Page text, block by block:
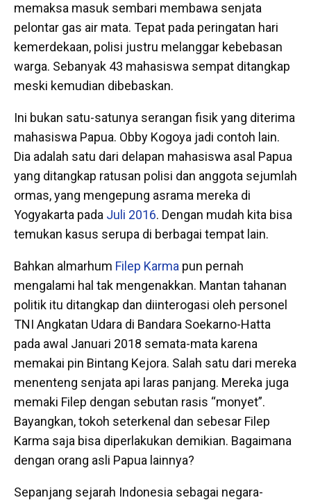
memaksa masuk sembari membawa senjata
pelontar gas air mata. Tepat pada peringatan hari
kemerdekaan, polisi justru melanggar kebebasan
warga. Sebanyak 43 mahasiswa sempat ditangkap
meski kemudian dibebaskan.
Ini bukan satu-satunya serangan fisik yang diterima
mahasiswa Papua. Obby Kogoya jadi contoh lain.
Dia adalah satu dari delapan mahasiswa asal Papua
yang ditangkap ratusan polisi dan anggota sejumlah
ormas, yang mengepung asrama mereka di
Yogyakarta pada Juli 2016. Dengan mudah kita bisa
temukan kasus serupa di berbagai tempat lain.
Bahkan almarhum Filep Karma pun pernah
mengalami hal tak mengenakkan. Mantan tahanan
politik itu ditangkap dan diinterogasi oleh personel
TNI Angkatan Udara di Bandara Soekarno-Hatta
pada awal Januari 2018 semata-mata karena
memakai pin Bintang Kejora. Salah satu dari mereka
menenteng senjata api laras panjang. Mereka juga
memaki Filep dengan sebutan rasis “monyet”.
Bayangkan, tokoh seterkenal dan sebesar Filep
Karma saja bisa diperlakukan demikian. Bagaimana
dengan orang asli Papua lainnya?
Sepanjang sejarah Indonesia sebagai negara-